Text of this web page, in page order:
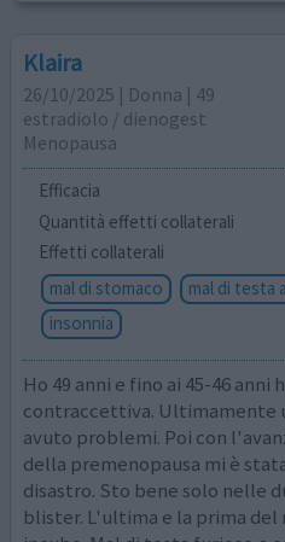
Klaira
26/10/2025 | Donna | 49
estradiolo / dienogest
Menopausa
Efficacia
Quantità effetti collaterali
Effetti collaterali
mal di stomaco
mal di testa
insonnia
Ho 49 anni e fino ai 45-46
contraccettiva. Ultimamente
avuto problemi. Poi con
della premenopausa mi è
disastro. Sto bene solo nelle
blister. L'ultima e la prima del